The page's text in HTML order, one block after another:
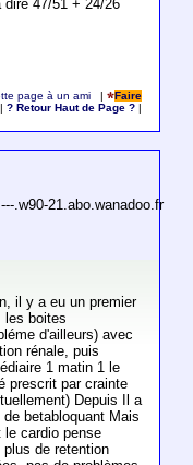
47/51 + 24/26
page à un ami |
Faire
|? Retour Haut de Page ?
.w90-21.abo.wanadoo.fr
il y a eu un premier
les boites
d'ailleurs) avec
rénale, puis
1 matin 1 le
prescrit par crainte
Depuis Il a
betabloquant Mais
cardio pense
de retention